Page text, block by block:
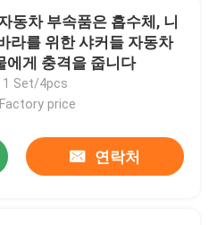
동차 부속품은 흡수체, 니
라를 위한 샤커들 자동차
에게 충격을 줍니다
1 Set/4pcs
price
연락처